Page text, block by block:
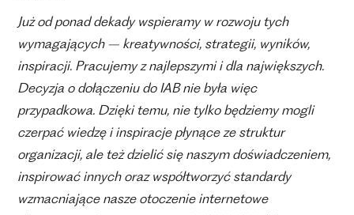
Już od ponad dekady wspieramy w rozwoju tych
wymagających – kreatywności, strategii, wyników,
inspiracji. Pracujemy z najlepszymi i dla największych.
Decyzja o dołączeniu do IAB nie była więc
przypadkowa. Dzięki temu, nie tylko będziemy mogli
czerpać wiedzę i inspiracje płynące ze struktur
organizacji, ale też dzielić się naszym doświadczeniem,
inspirować innych oraz współtworzyć standardy
wzmacniające nasze otoczenie internetowe